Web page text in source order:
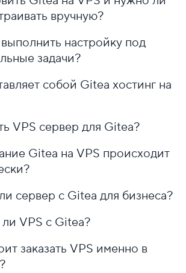
вручную?
настройку под
задачи?
собой Gitea хостинг на
VPS сервер для Gitea?
Gitea на VPS происходит
сервер c Gitea для бизнеса?
VPS с Gitea?
заказать VPS именно в